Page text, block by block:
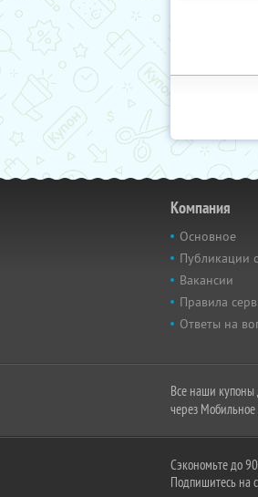
Компания
Основное
Публикации
Вакансии
Правила
Ответы на
Все наши купоны
через
Сэкономьте до
Подпишитесь на